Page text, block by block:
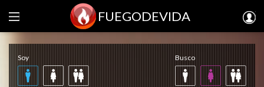
FUEGODEVIDA
Regístrate gratis
Soy Busco